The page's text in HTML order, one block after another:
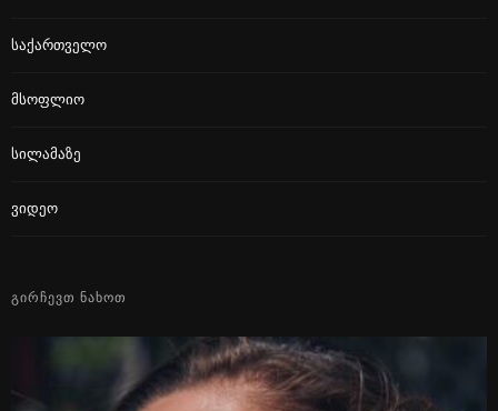
Საქართველო
Მსოფლიო
Სილამაზე
Ვიდეო
ᲒᲘᲠᲩᲔᲕᲗ ᲜᲐᲮᲝᲗ